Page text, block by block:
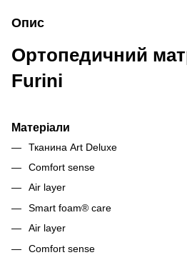
Опис
Ортопедичний
Furini
Матеріали
Тканина Art Deluxe
Comfort sense
Air layer
Smart foam® care
Air layer
Comfort sense